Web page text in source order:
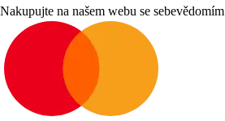
Nakupujte na našem webu se sebevědomím